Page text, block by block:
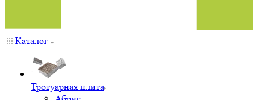
Каталог
Тротуарная плита